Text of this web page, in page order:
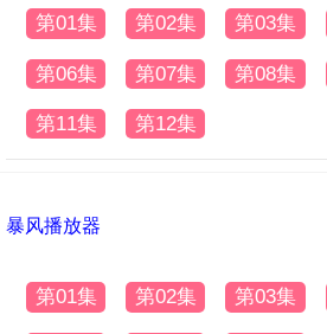
第01集 第02集 第03集
第06集 第07集 第08集
第11集 第12集
暴风播放器
第01集 第02集 第03集